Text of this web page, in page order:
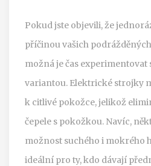
Pokud jste objevili, že
příčinou vašich
možná je čas
variantou. Elektrické strojky
k citlivé pokožce, jelikož
čepele s pokožkou. Navíc,
možnost suchého i mokrého
ideální pro ty, kdo dávají